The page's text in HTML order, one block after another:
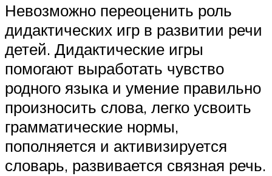
Невозможно переоценить роль
дидактических игр в развитии речи
детей. Дидактические игры
помогают выработать чувство
родного языка и умение правильно
произносить слова, легко усвоить
грамматические нормы,
пополняется и активизируется
словарь, развивается связная речь.